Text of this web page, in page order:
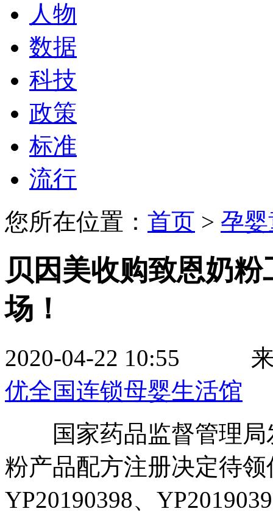
人物
数据
科技
政策
标准
流行
您所在位置： 首页 > 孕
贝因美收购致恩奶
场！
2020-04-22 10:55
优全国连锁母婴生活馆
国家药品监督管理局
粉产品配方注册决定待
YP20190398、